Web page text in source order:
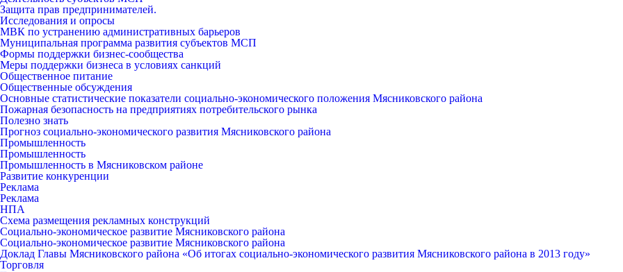
Защита прав предпринимателей.
Исследования и опросы
МВК по устранению административных барьеров
Муниципальная программа развития субъектов МСП
Формы поддержки бизнес-сообщества
Меры поддержки бизнеса в условиях санкций
Общественное питание
Общественные обсуждения
Основные статистические показатели социально-экономического положения Мясниковского района
Пожарная безопасность на предприятиях потребительского рынка
Полезно знать
Прогноз социально-экономического развития Мясниковского района
Промышленность
Промышленность
Промышленность в Мясниковском районе
Развитие конкуренции
Реклама
Реклама
НПА
Схема размещения рекламных конструкций
Социально-экономическое развитие Мясниковского района
Социально-экономическое развитие Мясниковского района
Доклад Главы Мясниковского района «Об итогах социально-экономического развития Мясниковского района в 2013 году»
Торговля